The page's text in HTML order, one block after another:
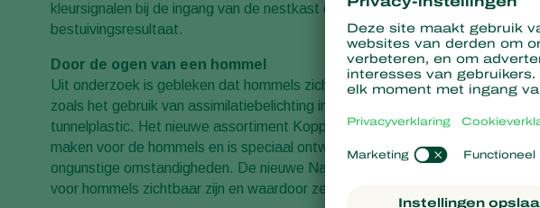
kleursignalen bij de ingang van de nestkast die zich in het voor hommels
bestuivingsresultaat.
Door de ogen van een hommel
Uit onderzoek is gebleken dat hommels zich niet goed meer kunnen
zoals het gebruik van assimilatiebelichting in de donkerste maanden van het
tunnelplastic. Het nieuwe assortiment Koppert-nestkasten is uitgerust met
maken voor de hommels en is speciaal ontwikkeld om hommels te helpen de
ongunstige omstandigheden. De nieuwe Natupol Excel-nestkast is
voor hommels zichtbaar zijn en waardoor ze hun nestkast makkelijker